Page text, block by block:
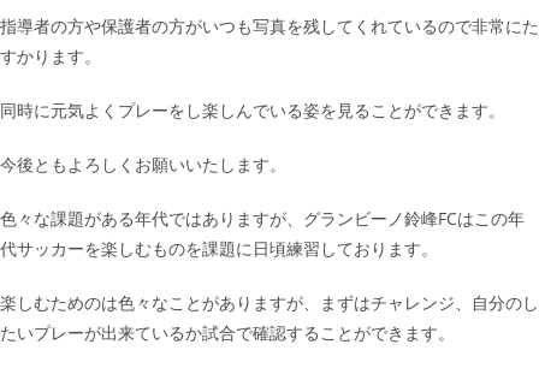
指導者の方や保護者の方がいつも写真を残してくれているので非常にた
すかります。
同時に元気よくプレーをし楽しんでいる姿を見ることができます。
今後ともよろしくお願いいたします。
色々な課題がある年代ではありますが、グランビーノ鈴峰FCはこの年
代サッカーを楽しむものを課題に日頃練習しております。
楽しむためのは色々なことがありますが、まずはチャレンジ、自分のし
たいプレーが出来ているか試合で確認することができます。